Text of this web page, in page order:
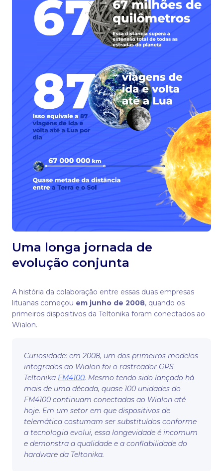
Uma longa jornada de
evolução conjunta
A história da colaboração entre essas duas empresas
lituanas começou em junho de 2008, quando os
primeiros dispositivos da Teltonika foram conectados ao
Wialon.
Curiosidade: em 2008, um dos primeiros modelos
integrados ao Wialon foi o rastreador GPS
Teltonika FM4100. Mesmo tendo sido lançado há
mais de uma década, quase 100 unidades do
FM4100 continuam conectadas ao Wialon até
hoje. Em um setor em que dispositivos de
telemática costumam ser substituídos conforme
a tecnologia evolui, essa longevidade é incomum
e demonstra a qualidade e a confiabilidade do
hardware da Teltonika.